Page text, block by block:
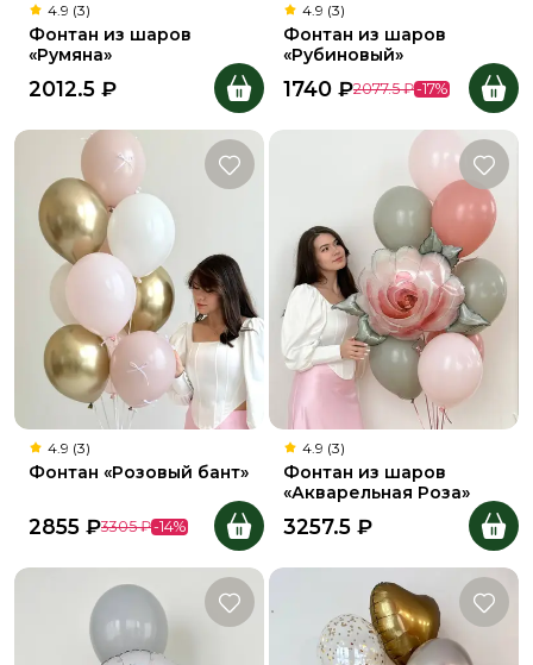
4.9 (3)
Фонтан из шаров
«Румяна»
2012.5 ₽
4.9 (3)
Фонтан из шаров
«Рубиновый»
1740 ₽2077.5 ₽-17%
4.9 (3)
Фонтан «Розовый бант»
2855 ₽3305 ₽-14%
4.9 (3)
Фонтан из шаров
«Акварельная Роза»
3257.5 ₽